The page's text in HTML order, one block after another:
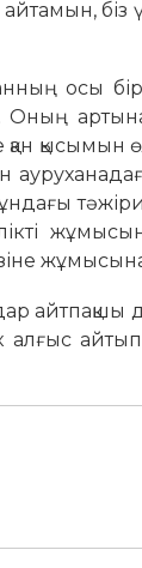
осы
Оның
айтпақшы